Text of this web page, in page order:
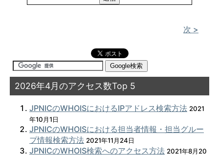
次 >
2026年4月のアクセス数Top 5
JPNICのWHOISにおけるIPアドレス検索方法 2021
年10月1日
JPNICのWHOISにおける担当者情報・担当グルー
プ情報検索方法 2021年11月24日
JPNICのWHOIS検索へのアクセス方法 2021年8月20